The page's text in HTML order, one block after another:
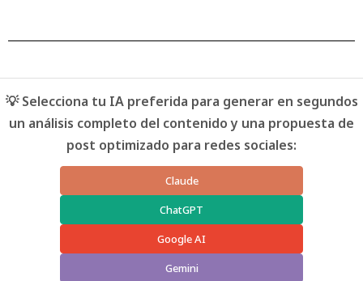
💡 Selecciona tu IA preferida para generar en segundos
un análisis completo del contenido y una propuesta de
post optimizado para redes sociales:
Claude
ChatGPT
Google AI
Gemini